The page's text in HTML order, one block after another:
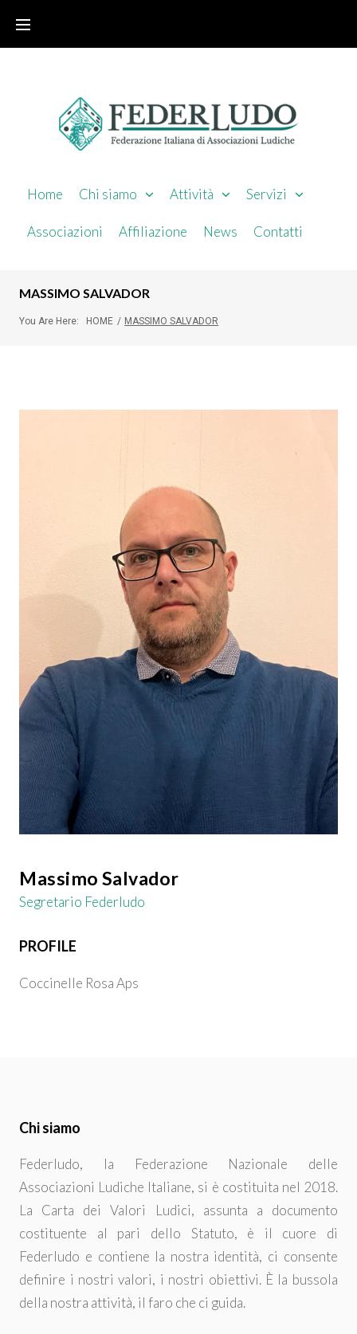
Home Chi siamo Attività Servizi
Associazioni Affiliazione News Contatti
MASSIMO SALVADOR
You Are Here: HOME / MASSIMO SALVADOR
Massimo Salvador
Segretario Federludo
PROFILE
Coccinelle Rosa Aps
Chi siamo
Federludo, la Federazione Nazionale delle
Associazioni Ludiche Italiane, si è costituita nel 2018.
La Carta dei Valori Ludici, assunta a documento
costituente al pari dello Statuto, è il cuore di
Federludo e contiene la nostra identità, ci consente
definire i nostri valori, i nostri obiettivi. È la bussola
della nostra attività, il faro che ci guida.